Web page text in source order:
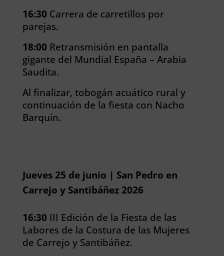
16:30 Carrera de carretillos por
parejas.
18:00 Retransmisión en pantalla
gigante del Mundial España – Arabia
Saudita.
Al finalizar, tobogán acuático rural y
continuación de la fiesta con Nacho
Barquín.
Jueves 25 de junio | San Pedro en
Carrejo y Santibáñez 2026
16:30 III Edición de la Fiesta de las
Labores de la Costura de las Mujeres
de Carrejo y Santibáñez.